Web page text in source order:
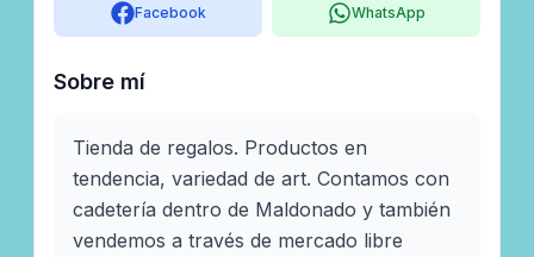
Facebook WhatsApp
Sobre mí
Tienda de regalos. Productos en
tendencia, variedad de art. Contamos con
cadetería dentro de Maldonado y también
vendemos a través de mercado libre